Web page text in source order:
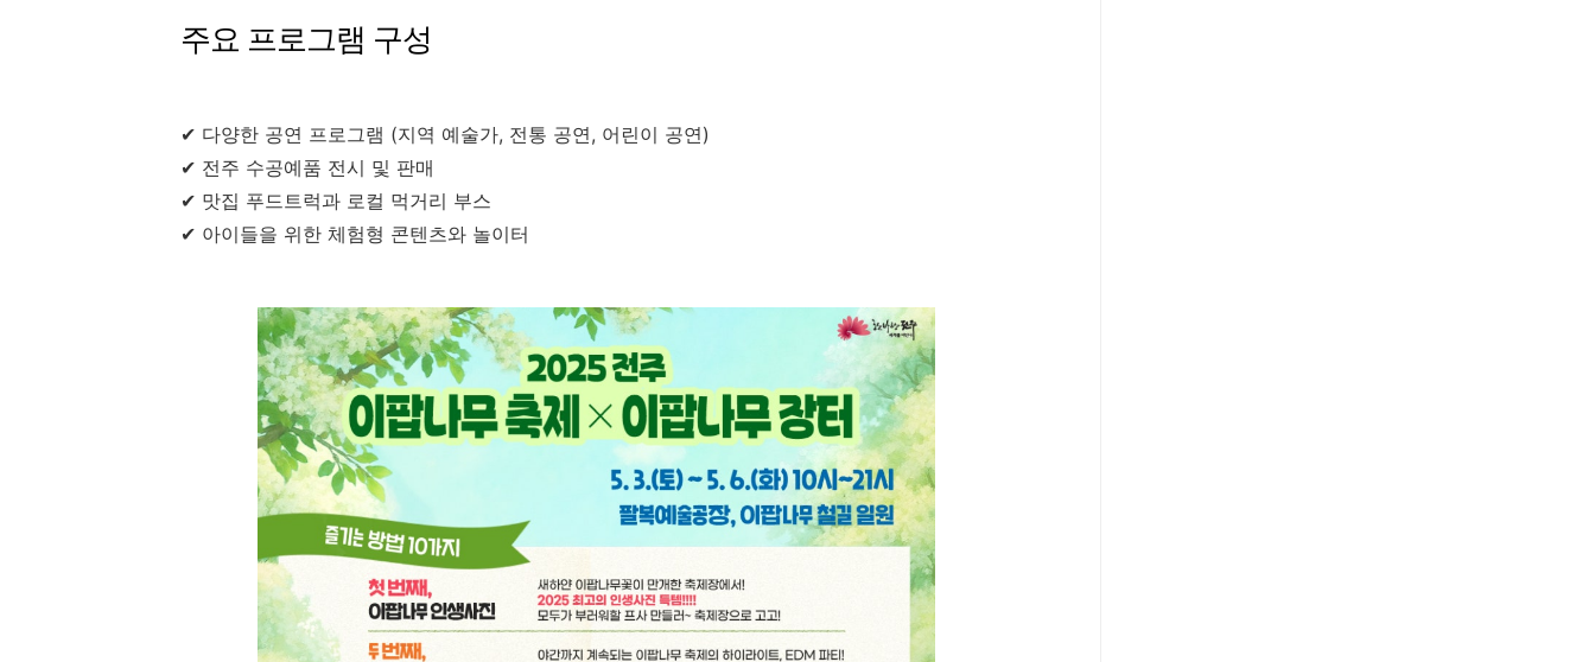
주요 프로그램 구성
✔ 다양한 공연 프로그램 (지역 예술가, 전통 공연, 어린이 공연)
✔ 전주 수공예품 전시 및 판매
✔ 맛집 푸드트럭과 로컬 먹거리 부스
✔ 아이들을 위한 체험형 콘텐츠와 놀이터